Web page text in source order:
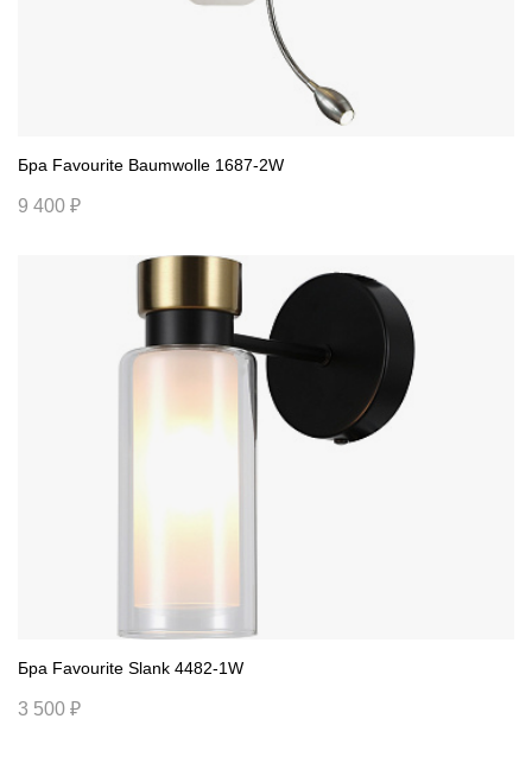
Бра Favourite Baumwolle 1687-2W
9 400 ₽
Бра Favourite Slank 4482-1W
3 500 ₽